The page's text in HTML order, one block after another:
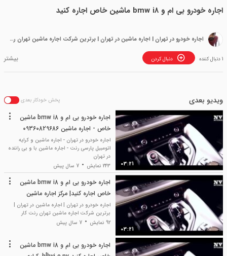
اجاره خودرو بی ام و bmw i8 ماشین خاص اجاره کنید
اجاره خودرو در تهران | اجاره ماشین در تهران | برترین شرکت اجاره ماشین تهران رنت کار
دنبال کردن 1 دنبال کننده
ویدیو بعدی پخش خودکار بعدی
03:21
اجاره خودرو بی ام و bmw i8 ماشین
خاص - اجاره ماشین 09360829686
اجاره خودرو در تهران - اجاره ماشین و کرایه
اتومبیل پارسی رنت - اجاره ماشین با و بی راننده
در تهران
243 نمایش
7 سال پیش
03:21
اجاره خودرو بی ام و bmw i8 ماشین
خاص اجاره کنید| مرکز اجاره ماشین
بدون راننده و رنت کار مرکزی تهران
اجاره خودرو در تهران | اجاره ماشین در تهران |
برترین شرکت اجاره ماشین تهران رنت کار
92 نمایش
7 سال پیش
اجاره خودرو بی ام و bmw i8 ماشین